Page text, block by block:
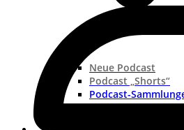
Neue Podcast
Podcast „Shorts“
Podcast-